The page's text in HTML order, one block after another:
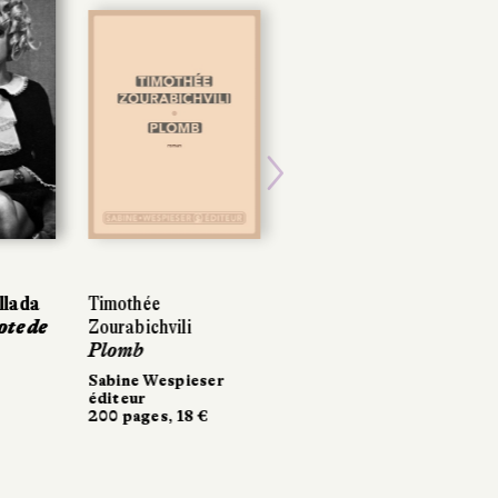
de
Timothée
Zourabichvili
Plomb
Sabine Wespieser
éditeur
200 pages, 18 €